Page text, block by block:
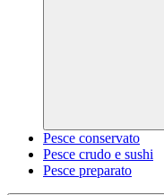
Pesce conservato
Pesce crudo e sushi
Pesce preparato